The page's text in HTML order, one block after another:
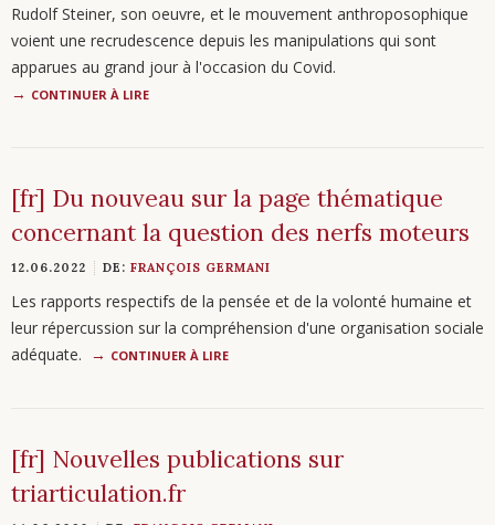
Rudolf Steiner, son oeuvre, et le mouvement anthroposophique
voient une recrudescence depuis les manipulations qui sont
apparues au grand jour à l'occasion du Covid.
CONTINUER À LIRE
[fr] Du nouveau sur la page thématique
concernant la question des nerfs moteurs
12.06.2022 DE: FRANÇOIS GERMANI
Les rapports respectifs de la pensée et de la volonté humaine et
leur répercussion sur la compréhension d'une organisation sociale
adéquate.
CONTINUER À LIRE
[fr] Nouvelles publications sur
triarticulation.fr